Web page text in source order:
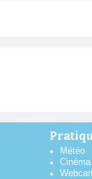
Météo
Cinéma